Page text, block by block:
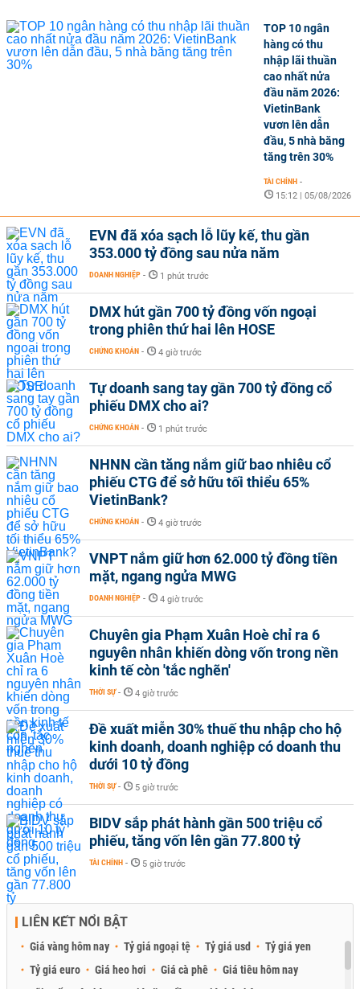
TOP 10 ngân
hàng có thu
nhập lãi thuần
cao nhất nửa
đầu năm 2026:
VietinBank
vươn lên dẫn
đầu, 5 nhà băng
tăng trên 30%
TÀI CHÍNH -
15:12 | 05/08/2026
EVN đã xóa sạch lỗ lũy kế, thu gần
353.000 tỷ đồng sau nửa năm
DOANH NGHIỆP - 1 phút trước
DMX hút gần 700 tỷ đồng vốn ngoại
trong phiên thứ hai lên HOSE
CHỨNG KHOÁN - 4 giờ trước
Tự doanh sang tay gần 700 tỷ đồng cổ
phiếu DMX cho ai?
CHỨNG KHOÁN - 1 phút trước
NHNN cần tăng nắm giữ bao nhiêu cổ
phiếu CTG để sở hữu tối thiểu 65%
VietinBank?
CHỨNG KHOÁN - 4 giờ trước
VNPT nắm giữ hơn 62.000 tỷ đồng tiền
mặt, ngang ngửa MWG
DOANH NGHIỆP - 4 giờ trước
Chuyên gia Phạm Xuân Hoè chỉ ra 6
nguyên nhân khiến dòng vốn trong nền
kinh tế còn 'tắc nghẽn'
THỜI SỰ - 4 giờ trước
Đề xuất miễn 30% thuế thu nhập cho hộ
kinh doanh, doanh nghiệp có doanh thu
dưới 10 tỷ đồng
THỜI SỰ - 5 giờ trước
BIDV sắp phát hành gần 500 triệu cổ
phiếu, tăng vốn lên gần 77.800 tỷ
TÀI CHÍNH - 5 giờ trước
LIÊN KẾT NỔI BẬT
Giá vàng hôm nay Tỷ giá ngoại tệ Tỷ giá usd
Tỷ giá yen
Tỷ giá euro
Giá heo hơi Giá cà phê
Giá tiêu hôm nay